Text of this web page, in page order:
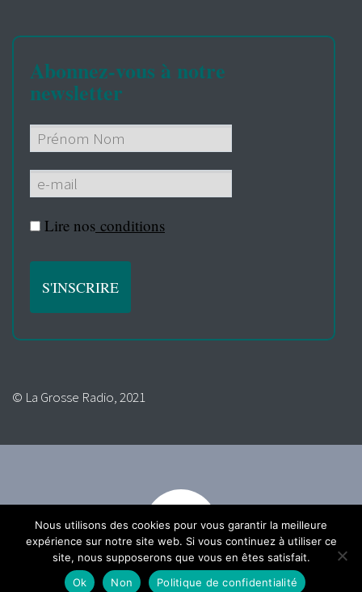
Abonnez-vous à notre
newsletter
Lire nos conditions
© La Grosse Radio, 2021
Nous utilisons des cookies pour vous garantir la meilleure
expérience sur notre site web. Si vous continuez à utiliser ce
site, nous supposerons que vous en êtes satisfait.
Ok
Non Politique de confidentialité